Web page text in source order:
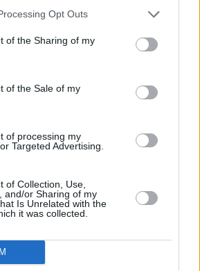
Tenga en cuenta que algún
pero usted tiene el derecho de
Sus preferencias se aplicarán
de nuevo en este sitio web o
de privacidad.
Opt Outs
of the Sharing of my
of the Sale of my
of processing my
Targeted Advertising.
of Collection, Use,
and/or Sharing of my
Is Unrelated with the
it was collected.